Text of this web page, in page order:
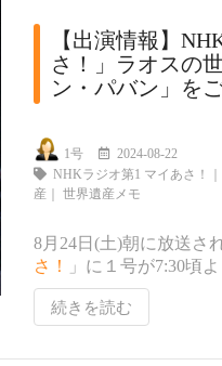
【出演情報】
さ！」ラオスの
ン・パバン」を
1号
2024-08-22
NHKラジオ第1 マイあさ！
産
世界遺産メモ
8月24日(土)朝に放送さ
さ！
」に１号が7:30頃
続きを読む